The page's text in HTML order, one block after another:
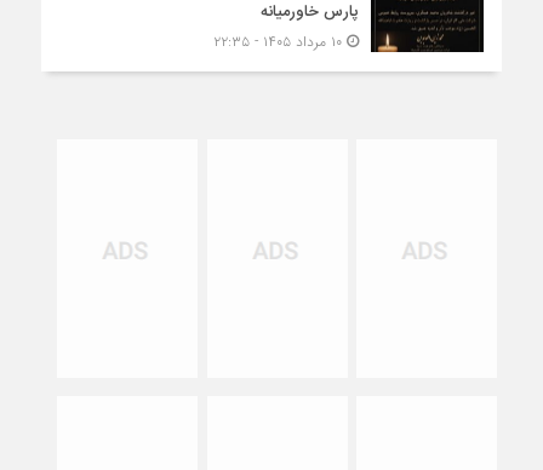
پارس خاورمیانه
۱۰ مرداد ۱۴۰۵ - ۲۲:۳۵